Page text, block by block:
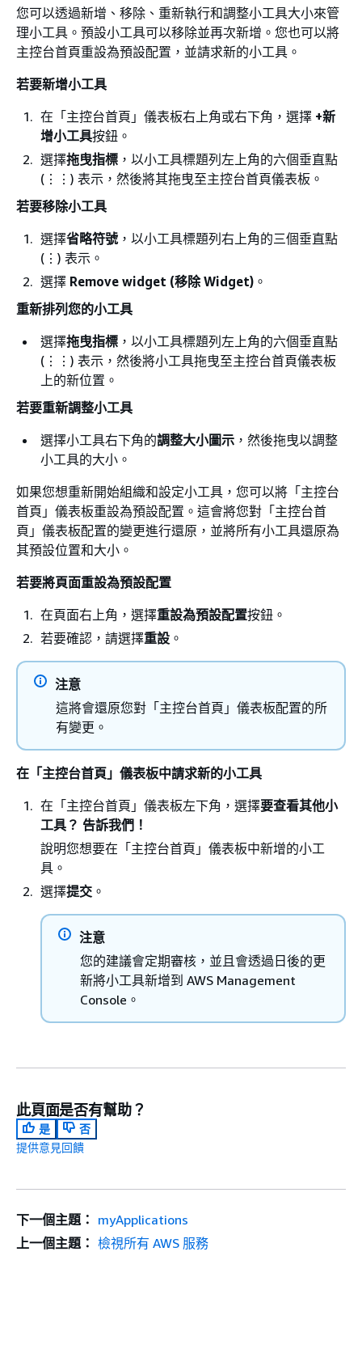
您可以透過新增、移除、重新執行和調整小工具大小來管
理小工具。預設小工具可以移除並再次新增。您也可以將
主控台首頁重設為預設配置，並請求新的小工具。
若要新增小工具
在「主控台首頁」儀表板右上角或右下角，選擇 +新
增小工具按鈕。
選擇拖曳指標 ，以小工具標題列左上角的六個垂直點
( ⋮⋮) 表示，然後將其拖曳至主控台首頁儀表板。
若要移除小工具
選擇省略符號，以小工具標題列右上角的三個垂直點
( ⋮) 表示。
選擇 Remove widget (移除 Widget) 。
重新排列您的小工具
選擇拖曳指標 ，以小工具標題列左上角的六個垂直點
( ⋮⋮) 表示，然後將小工具拖曳至主控台首頁儀表板
上的新位置。
若要重新調整小工具
選擇小工具右下角的調整大小圖示 ，然後拖曳以調整
小工具的大小。
如果您想重新開始組織和設定小工具，您可以將「主控台
首頁」儀表板重設為預設配置。這會將您對「主控台首
頁」儀表板配置的變更進行還原，並將所有小工具還原為
其預設位置和大小。
若要將頁面重設為預設配置
在頁面右上角，選擇重設為預設配置按鈕。
若要確認，請選擇重設 。
注意
這將會還原您對「主控台首頁」儀表板配置的所
有變更。
在「主控台首頁」儀表板中請求新的小工具
在「主控台首頁」儀表板左下角，選擇要查看其他小
工具？ 告訴我們！
說明您想要在「主控台首頁」儀表板中新增的小工
具。
選擇提交 。
注意
您的建議會定期審核，並且會透過日後的更
新將小工具新增到 AWS Management
Console。
此頁面是否有幫助？
是
否
提供意見回饋
下一個主題： myApplications
上一個主題： 檢視所有 AWS 服務